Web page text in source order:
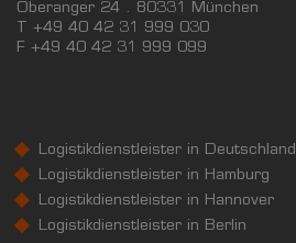
Oberanger 24 . 80331 München
T +49 40 42 31 999 030
F +49 40 42 31 999 099
Logistikdienstleister in Deutschland
Logistikdienstleister in Hamburg
Logistikdienstleister in Hannover
Logistikdienstleister in Berlin